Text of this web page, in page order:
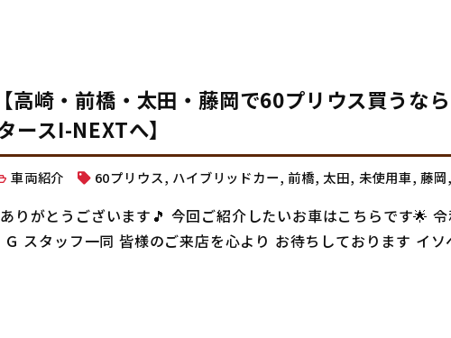
高崎・前橋・太田・藤岡で60プリウス買うなら
ースI-NEXTへ】
車両紹介 60プリウス, ハイブリッドカー, 前橋, 太田, 未使用車,藤岡,
りがとうございます🎵 今回ご紹介したいお車はこちらです🌟 令
スタッフ一同 皆様のご来店を心より お待ちしております イソ